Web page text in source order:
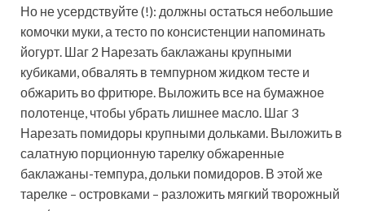
Но не усердствуйте (!): должны остаться небольшие
комочки муки, а тесто по консистенции напоминать
йогурт. Шаг 2 Нарезать баклажаны крупными
кубиками, обвалять в темпурном жидком тесте и
обжарить во фритюре. Выложить все на бумажное
полотенце, чтобы убрать лишнее масло. Шаг 3
Нарезать помидоры крупными дольками. Выложить в
салатную порционную тарелку обжаренные
баклажаны-темпура, дольки помидоров. В этой же
тарелке – островками – разложить мягкий творожный